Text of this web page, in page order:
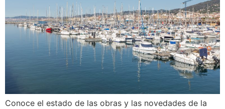
Conoce el estado de las obras y las novedades de la